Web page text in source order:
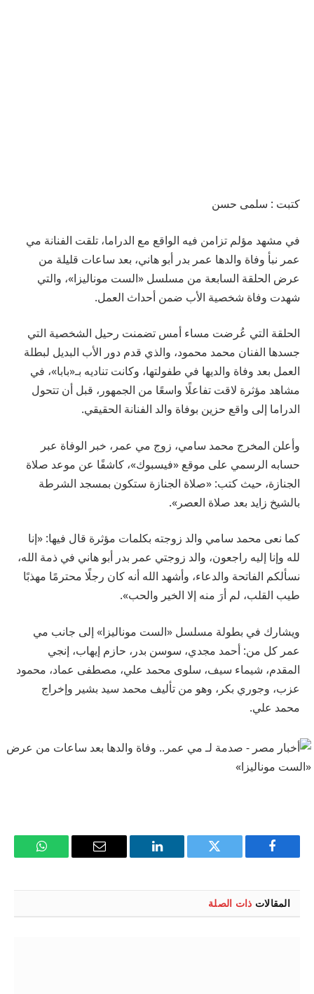
كتبت : سلمى حسن
في مشهد مؤلم تزامن فيه الواقع مع الدراما، تلقت الفنانة مي
عمر نبأ وفاة والدها عمر بدر أبو هاني، بعد ساعات قليلة من
عرض الحلقة السابعة من مسلسل «الست موناليزا»، والتي
شهدت وفاة شخصية الأب ضمن أحداث العمل.
الحلقة التي عُرضت مساء أمس تضمنت رحيل الشخصية التي
جسدها الفنان محمد محمود، والذي قدم دور الأب البديل لبطلة
العمل بعد وفاة والديها في طفولتها، وكانت تناديه بـ«بابا»، في
مشاهد مؤثرة لاقت تفاعلًا واسعًا من الجمهور، قبل أن تتحول
الدراما إلى واقع حزين بوفاة والد الفنانة الحقيقي.
وأعلن المخرج محمد سامي، زوج مي عمر، خبر الوفاة عبر
حسابه الرسمي على موقع «فيسبوك»، كاشفًا عن موعد صلاة
الجنازة، حيث كتب: «صلاة الجنازة ستكون بمسجد الشرطة
بالشيخ زايد بعد صلاة العصر».
كما نعى محمد سامي والد زوجته بكلمات مؤثرة قال فيها: «إنا
لله وإنا إليه راجعون، والد زوجتي عمر بدر أبو هاني في ذمة الله،
نسألكم الفاتحة والدعاء، وأشهد الله أنه كان رجلًا محترمًا مهذبًا
طيب القلب، لم أرَ منه إلا الخير والحب».
ويشارك في بطولة مسلسل «الست موناليزا» إلى جانب مي
عمر كل من: أحمد مجدي، سوسن بدر، حازم إيهاب، إنجي
المقدم، شيماء سيف، سلوى محمد علي، مصطفى عماد، محمود
عزب، وجوري بكر، وهو من تأليف محمد سيد بشير وإخراج
محمد علي.
فيسبوك تويتر لينكدإن
البريد
واتساب
المقالات ذات الصلة